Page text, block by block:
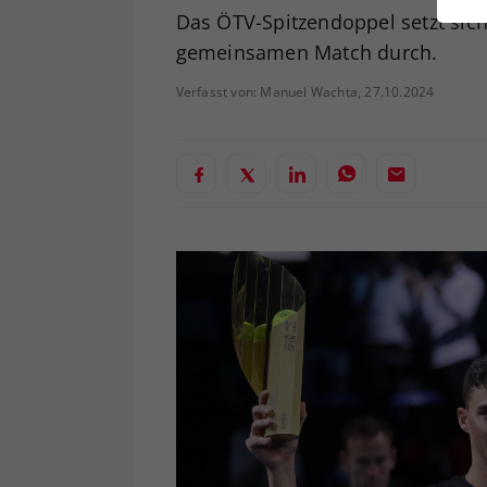
Das ÖTV-Spitzendoppel setzt
gemeinsamen Match durch.
Verfasst von: Manuel Wachta, 27.10.2024